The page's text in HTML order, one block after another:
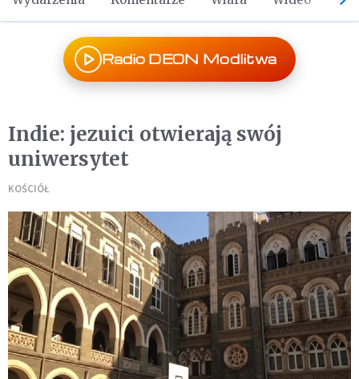
Radio DEON Modlitwa
Indie: jezuici otwierają swój
uniwersytet
KOŚCIÓŁ